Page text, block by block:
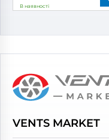
В наявності
Артикул:
VENTS MARKET